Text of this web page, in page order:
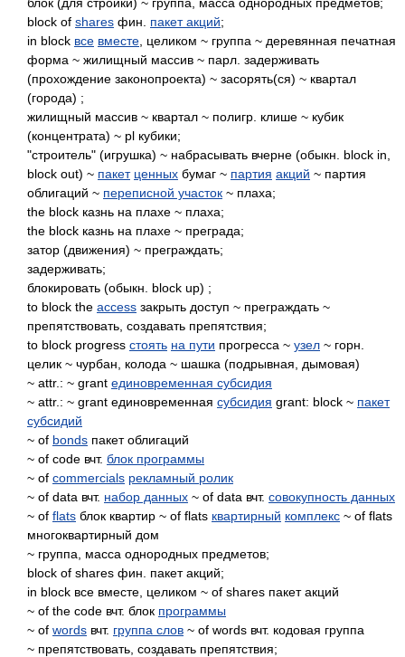
block of shares фин. пакет акций;
in block все вместе , целиком ~ группа ~ деревянная печатная
форма ~ жилищный массив ~ парл. задерживать
(прохождение законопроекта) ~ засорять(ся) ~ квартал
(города) ;
жилищный массив ~ квартал ~ полигр. клише ~ кубик
(концентрата) ~ pl кубики;
"строитель" (игрушка) ~ набрасывать вчерне (обыкн. block in,
block out) ~ пакет ценных бумаг ~ партия акций ~ партия
облигаций ~ переписной участок ~ плаха;
the block казнь на плахе ~ плаха;
the block казнь на плахе ~ преграда;
затор (движения) ~ преграждать;
задерживать;
блокировать (обыкн. block up) ;
to block the access закрыть доступ ~ преграждать ~
препятствовать, создавать препятствия;
to block progress стоять на пути прогресса ~ узел ~ горн.
целик ~ чурбан, колода ~ шашка (подрывная, дымовая)
~ attr.: ~ grant единовременная субсидия
~ attr.: ~ grant единовременная субсидия grant: block ~ пакет
субсидий
~ of bonds пакет облигаций
~ of code вчт. блок программы
~ of commercials рекламный ролик
~ of data вчт. набор данных ~ of data вчт. совокупность данных
~ of flats блок квартир ~ of flats квартирный комплекс ~ of flats
многоквартирный дом
~ группа, масса однородных предметов;
block of shares фин. пакет акций;
in block все вместе, целиком ~ of shares пакет акций
~ of the code вчт. блок программы
~ of words вчт. группа слов ~ of words вчт. кодовая группа
~ препятствовать, создавать препятствия;